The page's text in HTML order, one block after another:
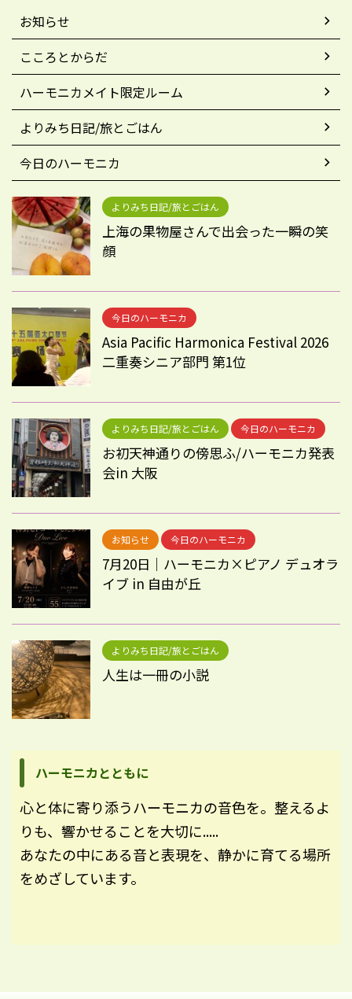
お知らせ
こころとからだ
ハーモニカメイト限定ルーム
よりみち日記/旅とごはん
今日のハーモニカ
よりみち日記/旅とごはん
上海の果物屋さんで出会った一瞬の笑
顔
今日のハーモニカ
Asia Pacific Harmonica Festival 2026
二重奏シニア部門 第1位
よりみち日記/旅とごはん 今日のハーモニカ
お初天神通りの傍思ふ/ハーモニカ発表
会in 大阪
お知らせ 今日のハーモニカ
7月20日｜ハーモニカ×ピアノ デュオラ
イブ in 自由が丘
よりみち日記/旅とごはん
人生は一冊の小説
ハーモニカとともに
心と体に寄り添うハーモニカの音色を。整えるよ
りも、響かせることを大切に.....
あなたの中にある音と表現を、静かに育てる場所
をめざしています。